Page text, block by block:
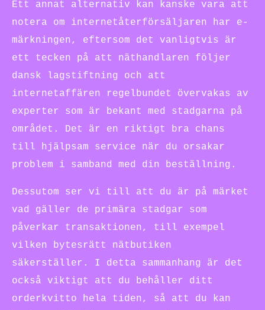
Ett annat alternativ kan kanske vara att
notera om internetåterförsäljaren har e-
märkningen, eftersom det vanligtvis är
ett tecken på att näthandlaren följer
dansk lagstiftning och att
internetaffären regelbundet övervakas av
experter som är bekant med stadgarna på
området. Det är en riktigt bra chans
till hjälpsam service när du orsakar
problem i samband med din beställning.
Dessutom ser vi till att du är på märket
vad gäller de primära stadgar som
påverkar transaktionen, till exempel
vilken bytesrätt nätbutiken
säkerställer. I detta sammanhang är det
också viktigt att du behåller ditt
orderkvitto hela tiden, så att du kan